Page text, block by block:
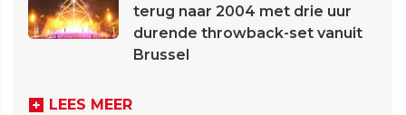
terug naar 2004 met drie uur
durende throwback-set vanuit
Brussel
LEES MEER